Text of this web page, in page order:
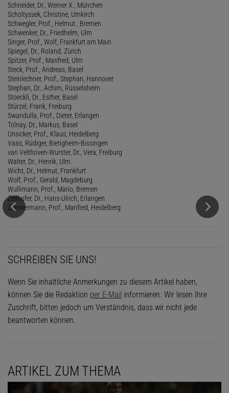
Schneider, Dr., Werner X., München
Scholtyssek, Christine, Umkirch
Schwegler, Prof., Helmut , Bremen
Schwenker, Dr., Friedhelm, Ulm
Singer, Prof., Wolf, Frankfurt am Main
Spiegel, Dr., Roland, Zürich
Spitzer, Prof., Manfred, Ulm
Steck, Prof., Andreas, Basel
Steinlechner, Prof., Stephan, Hannover
Stephan, Dr., Achim, Rüsselsheim
Stoeckli, Dr., Esther, Basel
Stürzel, Frank, Freiburg
Swandulla, Prof., Dieter, Erlangen
Tolnay, Dr., Markus, Basel
Unsicker, Prof., Klaus, Heidelberg
Vaas, Rüdiger, Bietigheim-Bissingen
van Velthoven-Wurster, Dr., Vera, Freiburg
Walter, Dr., Henrik, Ulm
Wicht, Dr., Helmut, Frankfurt
Wolf, Prof., Gerald, Magdeburg
Wullimann, Prof., Mario, Bremen
Zeilhofer, Dr., Hans-Ulrich, Erlangen
Zimmermann, Prof., Manfred, Heidelberg
SCHREIBEN SIE UNS!
Wenn Sie inhaltliche Anmerkungen zu diesem Artikel haben,
können Sie die Redaktion per E-Mail informieren. Wir lesen Ihre
Zuschrift, bitten jedoch um Verständnis, dass wir nicht jede
beantworten können.
ARTIKEL ZUM THEMA